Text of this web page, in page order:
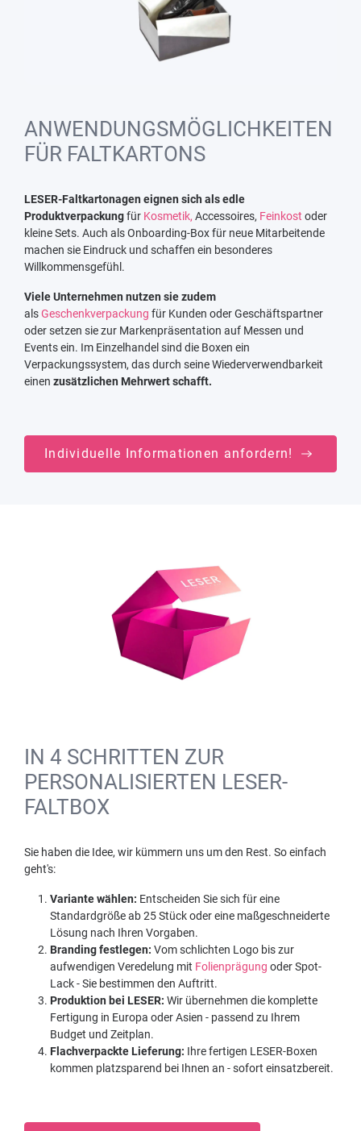
ANWENDUNGSMÖGLICHKEITEN
FÜR FALTKARTONS
LESER-Faltkartonagen eignen sich als edle
Produktverpackungfür Kosmetik, Accessoires, Feinkost oder
kleine Sets. Auch als Onboarding-Box für neue Mitarbeitende
machen sie Eindruck und schaffen ein besonderes
Willkommensgefühl.
Viele Unternehmen nutzen sie zudem
alsGeschenkverpackung für Kunden oder Geschäftspartner
oder setzen sie zur Markenpräsentation auf Messen und
Events ein. Im Einzelhandel sind die Boxen ein
Verpackungssystem, das durch seine Wiederverwendbarkeit
einen zusätzlichen Mehrwert schafft.
Individuelle Informationen anfordern!
IN 4 SCHRITTEN ZUR
PERSONALISIERTEN LESER-
FALTBOX
Sie haben die Idee, wir kümmern uns um den Rest. So einfach
geht's:
Variante wählen: Entscheiden Sie sich für eine
Standardgröße ab 25 Stück oder eine maßgeschneiderte
Lösung nach Ihren Vorgaben.
Branding festlegen: Vom schlichten Logo bis zur
aufwendigen Veredelung mit Folienprägung oder Spot-
Lack - Sie bestimmen den Auftritt.
Produktion bei LESER: Wir übernehmen die komplette
Fertigung in Europa oder Asien - passend zu Ihrem
Budget und Zeitplan.
Flachverpackte Lieferung: Ihre fertigen LESER-Boxen
kommen platzsparend bei Ihnen an - sofort einsatzbereit.